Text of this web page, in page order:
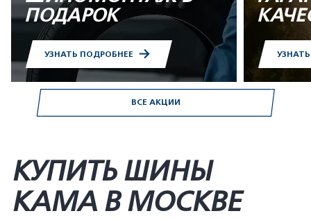
ВСЕ АКЦИИ
ПОДАРОК
УЗНАТЬ ПОДРОБНЕЕ
КУПИТЬ ШИНЫ
KAMA В МОСКВЕ